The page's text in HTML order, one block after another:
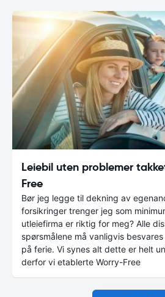
Leiebil uten problemer
Free
Bør jeg legge til dekning av
forsikringer trenger jeg som
utleiefirma er riktig for meg? Alle
spørsmålene må vanligvis
på ferie. Vi synes alt dette er helt
derfor vi etablerte Worry-Free